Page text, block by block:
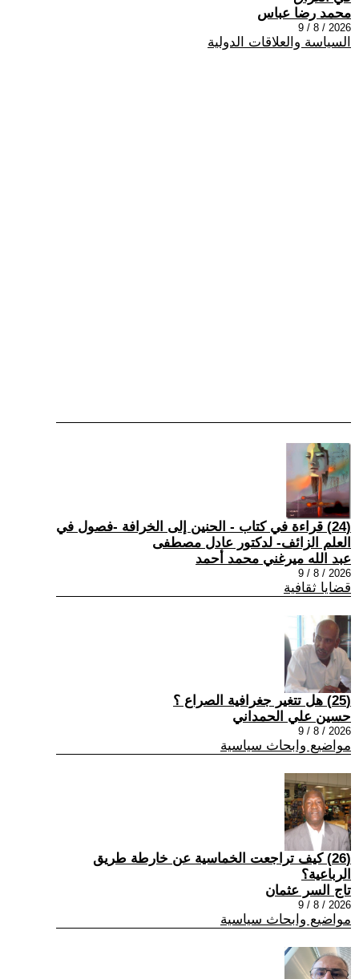
محمد رضا عباس
2026 / 8 / 9
السياسة والعلاقات الدولية
(24) قراءة في كتاب - الحنين إلى الخرافة -فصول في
العلم الزائف- لدكتور عادل مصطفى
عبد الله ميرغني محمد أحمد
2026 / 8 / 9
قضايا ثقافية
(25) هل تتغير جغرافية الصراع ؟
حسين علي الحمداني
2026 / 8 / 9
مواضيع وابحاث سياسية
(26) كيف تراجعت الخماسية عن خارطة طريق
الرباعية؟
تاج السر عثمان
2026 / 8 / 9
مواضيع وابحاث سياسية